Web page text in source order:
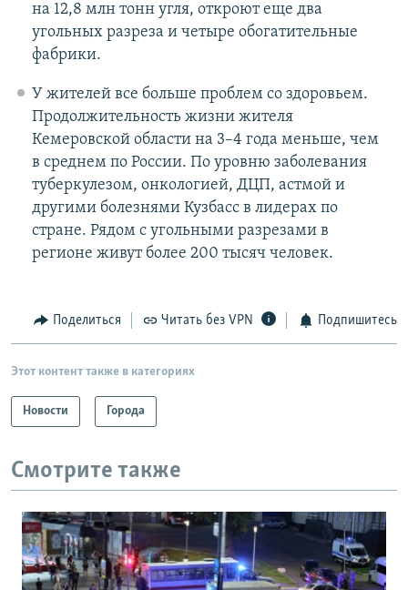
на 12,8 млн тонн угля, откроют еще два
угольных разреза и четыре обогатительные
фабрики.
У жителей все больше проблем со здоровьем.
Продолжительность жизни жителя
Кемеровской области на 3–4 года меньше, чем
в среднем по России. По уровню заболевания
туберкулезом, онкологией, ДЦП, астмой и
другими болезнями Кузбасс в лидерах по
стране. Рядом с угольными разрезами в
регионе живут более 200 тысяч человек.
Поделиться Читать без VPN Подпишитесь
Этот контент также в категориях
Новости Города
Смотрите также